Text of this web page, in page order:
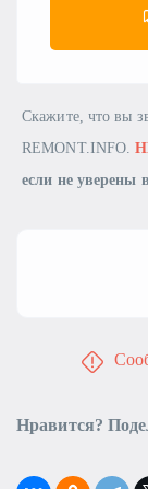
Скажите, что вы
REMONT.INFO.
если не уверены
Нравится?